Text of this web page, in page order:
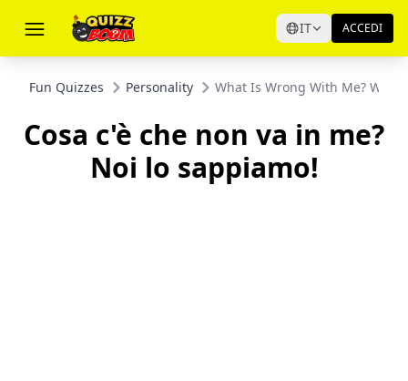
IT ACCEDI
Fun Quizzes Personality What Is Wrong With Me? We
Cosa c'è che non va in me?
Noi lo sappiamo!